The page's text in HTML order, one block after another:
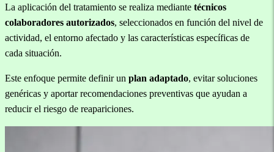
La aplicación del tratamiento se realiza mediante técnicos
colaboradores autorizados, seleccionados en función del nivel de
actividad, el entorno afectado y las características específicas de
cada situación.
Este enfoque permite definir un plan adaptado, evitar soluciones
genéricas y aportar recomendaciones preventivas que ayudan a
reducir el riesgo de reapariciones.